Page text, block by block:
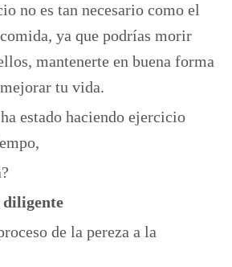
no es tan necesario como el
ya que podrías morir
mantenerte en buena forma
tu vida.
estado haciendo ejercicio
diligente
de la pereza a la